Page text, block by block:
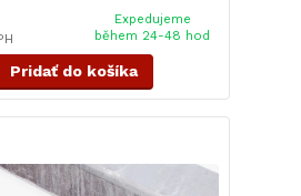
Expedujeme
během 24-48 hod
Pridať do košíka